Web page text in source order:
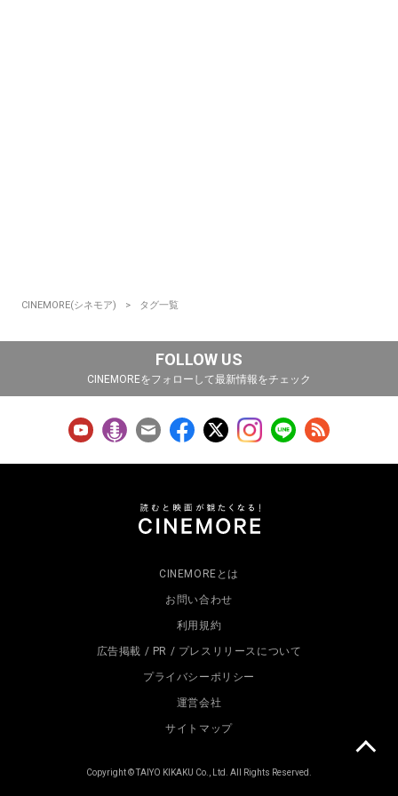
CINEMORE(シネモア) タグ一覧
FOLLOW US
CINEMOREをフォローして最新情報をチェック
CINEMOREとは
お問い合わせ
利用規約
広告掲載 / PR / プレスリリースについて
プライバシーポリシー
運営会社
サイトマップ
Copyright © TAIYO KIKAKU Co., Ltd. All Rights Reserved.